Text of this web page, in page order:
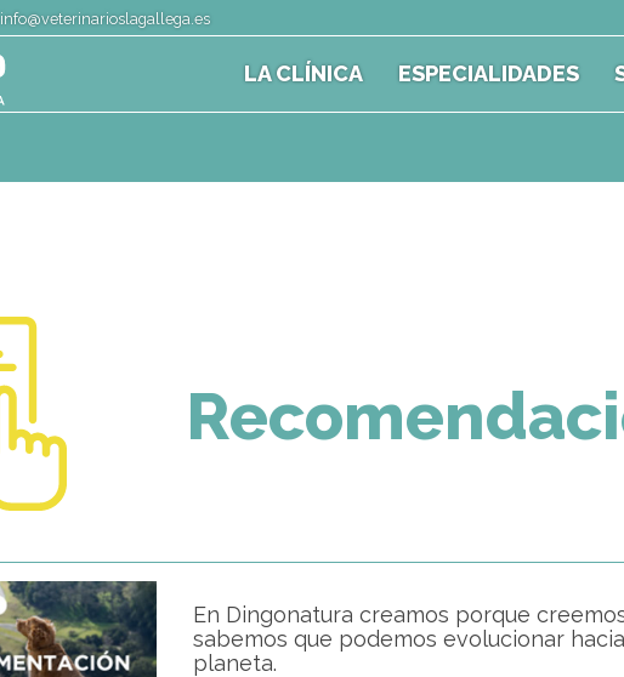
info@veterinarioslagallega.es
LA CLÍNICA ESPECIALIDADES
En Dingonatura creamos porque
sabemos que podemos evolucionar
planeta.